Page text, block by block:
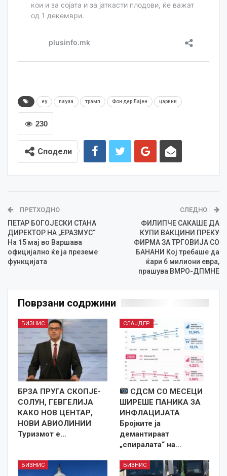
еу пауза трамп Фон дер Лајен царини
230
Сподели
ПРЕТХОДНО
ПЕТАР БОГОЈЕСКИ СТАНА
ДИРЕКТОР НА „ЕРАЗМУС“
На 15 мај во Варшава
официјално ќе ја преземе
функцијата
СЛЕДНО
ФИЛИПЧЕ САКАШЕ ДА
КУПИ ВАКЦИНИ ПРЕКУ
ФИРМА ЗА ТРГОВИЈА СО
БАНАНИ Кој требаше да
ќари 6 милиони евра,
прашува ВМРО-ДПМНЕ
Поврзани содржини
БИЗНИС
БРЗА ПРУГА СКОПЈЕ-
СОЛУН, ГЕВГЕЛИЈА
КАКО НОВ ЦЕНТАР,
НОВИ АВИОЛИНИИ
Туризмот е…
СЛАЈДЕР
СДСМ СО МЕСЕЦИ
ШИРЕШЕ ПАНИКА ЗА
ИНФЛАЦИЈАТА
Бројките ја
демантираат
„спиралата“ на…
БИЗНИС БИЗНИС